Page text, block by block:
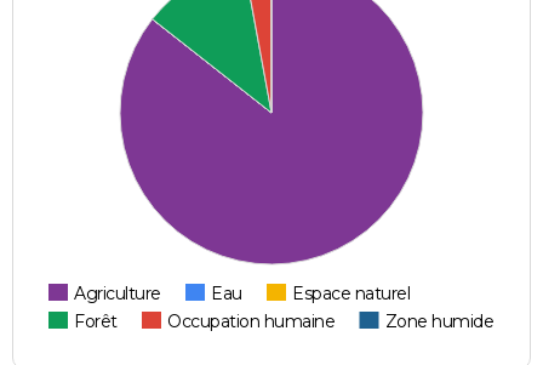
Agriculture Eau
Espace naturel
Forêt
Occupation humaine Zone humide